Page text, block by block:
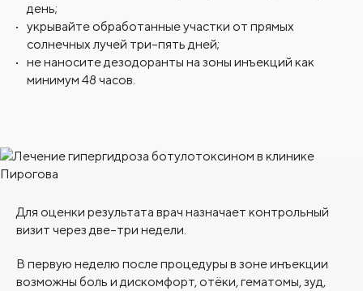
день;
укрывайте обработанные участки от прямых
солнечных лучей три–пять дней;
не наносите дезодоранты на зоны инъекций как
минимум 48 часов.
Для оценки результата врач назначает контрольный
визит через две–три недели.
В первую неделю после процедуры в зоне инъекции
возможны боль и дискомфорт, отёки, гематомы, зуд,